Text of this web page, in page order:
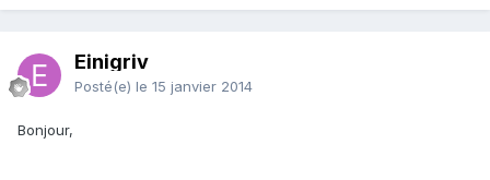
Einigriv
Posté(e) le 15 janvier 2014
Bonjour,